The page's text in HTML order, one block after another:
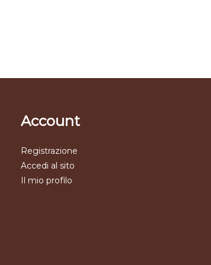
Account
Registrazione
Accedi al sito
Il mio profilo